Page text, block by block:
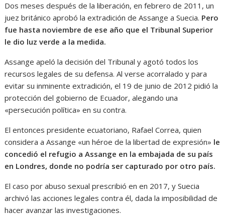
Dos meses después de la liberación, en febrero de 2011, un
juez británico aprobó la extradición de Assange a Suecia. Pero
fue hasta noviembre de ese año que el Tribunal Superior
le dio luz verde a la medida.
Assange apeló la decisión del Tribunal y agotó todos los
recursos legales de su defensa. Al verse acorralado y para
evitar su inminente extradición, el 19 de junio de 2012 pidió la
protección del gobierno de Ecuador, alegando una
«persecución política» en su contra.
El entonces presidente ecuatoriano, Rafael Correa, quien
considera a Assange «un héroe de la libertad de expresión» le
concedió el refugio a Assange en la embajada de su país
en Londres, donde no podría ser capturado por otro país.
El caso por abuso sexual prescribió en en 2017, y Suecia
archivó las acciones legales contra él, dada la imposibilidad de
hacer avanzar las investigaciones.